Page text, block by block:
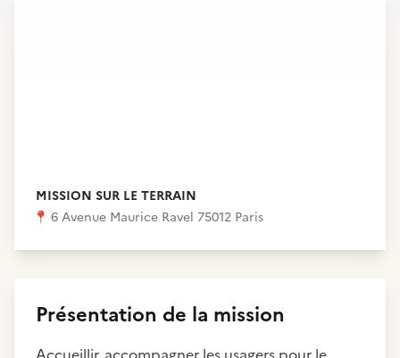
MISSION SUR LE TERRAIN
📍 6 Avenue Maurice Ravel 75012 Paris
Présentation de la mission